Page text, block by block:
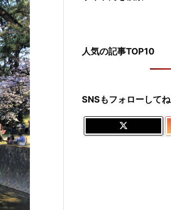
人気の記事TOP10
SNSもフォローしてね